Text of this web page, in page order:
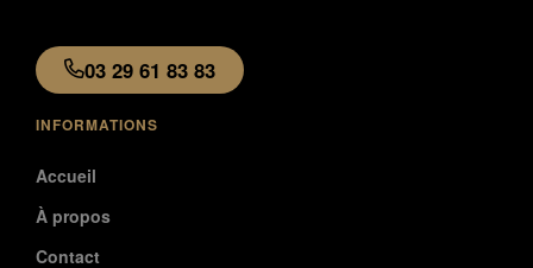
03 29 61 83 83
INFORMATIONS
Accueil
À propos
Contact